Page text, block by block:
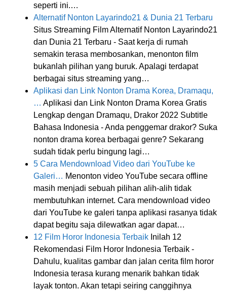
seperti ini.…
Alternatif Nonton Layarindo21 & Dunia 21 Terbaru
Situs Streaming Film Alternatif Nonton Layarindo21
dan Dunia 21 Terbaru - Saat kerja di rumah
semakin terasa membosankan, menonton film
bukanlah pilihan yang buruk. Apalagi terdapat
berbagai situs streaming yang…
Aplikasi dan Link Nonton Drama Korea, Dramaqu,
… Aplikasi dan Link Nonton Drama Korea Gratis
Lengkap dengan Dramaqu, Drakor 2022 Subtitle
Bahasa Indonesia - Anda penggemar drakor? Suka
nonton drama korea berbagai genre? Sekarang
sudah tidak perlu bingung lagi…
5 Cara Mendownload Video dari YouTube ke
Galeri… Menonton video YouTube secara offline
masih menjadi sebuah pilihan alih-alih tidak
membutuhkan internet. Cara mendownload video
dari YouTube ke galeri tanpa aplikasi rasanya tidak
dapat begitu saja dilewatkan agar dapat…
12 Film Horor Indonesia Terbaik Inilah 12
Rekomendasi Film Horor Indonesia Terbaik -
Dahulu, kualitas gambar dan jalan cerita film horor
Indonesia terasa kurang menarik bahkan tidak
layak tonton. Akan tetapi seiring canggihnya